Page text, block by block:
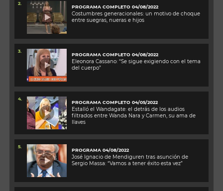
2.
PROGRAMA COMPLETO 04/08/2022
Costumbres generacionales: un motivo de choque
entre suegras, nueras e hijos
3.
PROGRAMA COMPLETO 04/08/2022
Eleonora Cassano: “Se sigue exigiendo con el tema
del cuerpo”
4.
PROGRAMA COMPLETO 04/05/2022
Estalló el Wandagate: el detrás de los audios
filtrados entre Wanda Nara y Carmen, su ama de
llaves
5.
PROGRAMA 04/08/2022
José Ignacio de Mendiguren tras asunción de
Sergio Massa: “Vamos a tener éxito esta vez”